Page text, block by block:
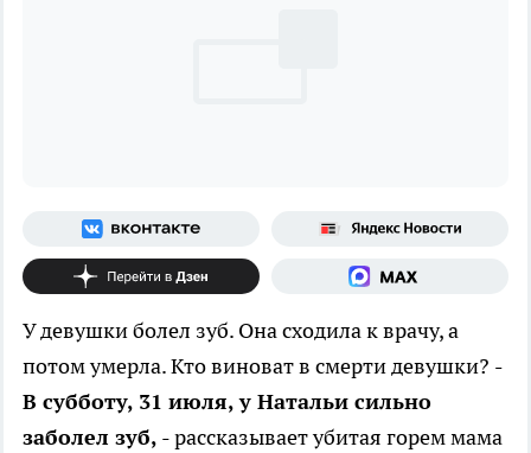
У девушки болел зуб. Она сходила к врачу, а
потом умерла. Кто виноват в смерти девушки? -
В субботу, 31 июля, у Натальи сильно
заболел зуб, - рассказывает убитая горем мама